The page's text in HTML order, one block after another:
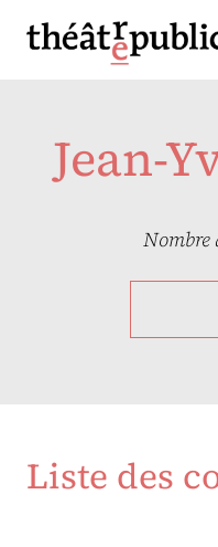
Jean-
Nombre
Liste des